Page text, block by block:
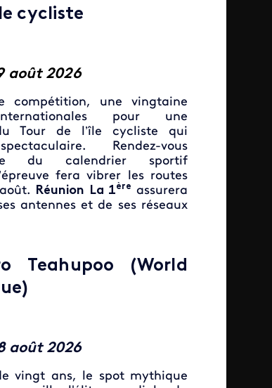
cycliste
août2026
compétition, une vingtaine
pour une
Tour de l’île cycliste qui
Rendez-vous
du calendrier sportif
fera vibrer les routes
Réunion La 1ère
assurera
antennes et de ses réseaux
Teahupoo (World
août 2026
vingt ans, le spot mythique